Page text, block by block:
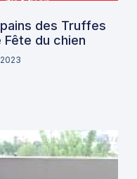
des Truffes
du chien